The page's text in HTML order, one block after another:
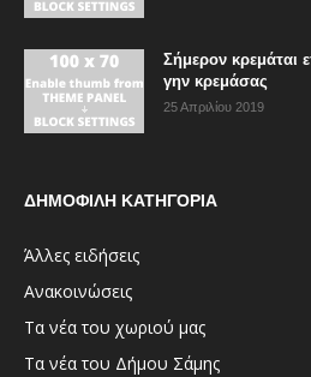
Σήμερον κρεμάται
γην κρεμάσας
25 Απριλίου 2019
ΔΗΜΟΦΙΛΗ ΚΑΤΗΓΟΡΙΑ
Άλλες ειδήσεις
Ανακοινώσεις
Τα νέα του χωριού μας
Τα νέα του Δήμου Σάμης